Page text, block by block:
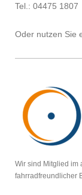
Tel.: 04475 1807
Oder nutzen Sie
Wir sind Mitglied im
fahrradfreundlicher